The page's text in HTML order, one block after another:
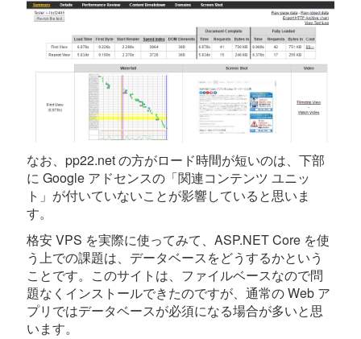
なお、pp22.net の方がロード時間が短いのは、下部
に Google アドセンスの「関連コンテンツ ユニッ
ト」が付いていないことが影響していると思いま
す。
格安 VPS を実際に使ってみて、ASP.NET Core を使
う上での課題は、データベースをどうするかという
ことです。このサイトは、ファイルベースなので問
題なくインストールできたのですが、通常の Web ア
プリではデータベースが必須になる場合が多いと思
います。